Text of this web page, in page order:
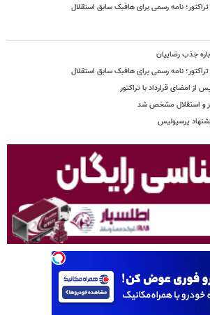
تراکتور؛ نامه رسمی برای هافبک سابق استقلال
جذب رضاییان
تراکتور؛ نامه رسمی برای هافبک سابق استقلال
امضای قرارداد با تراکتور
و استقلال مشخص شد
پرسپولیس